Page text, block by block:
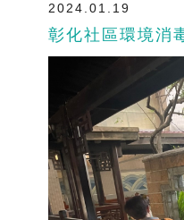
2024.01.19
彰化社區環境消